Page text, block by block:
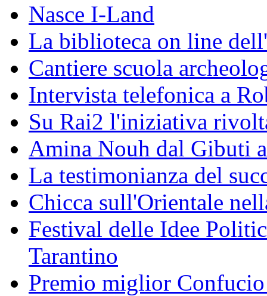
Nasce I-Land
La biblioteca on line
Cantiere scuola
Intervista telefonica a
Su Rai2 l'iniziativa
Amina Nouh dal Gibuti
La testimonianza del
Chicca sull'Orientale
Festival delle Idee
Tarantino
Premio miglior